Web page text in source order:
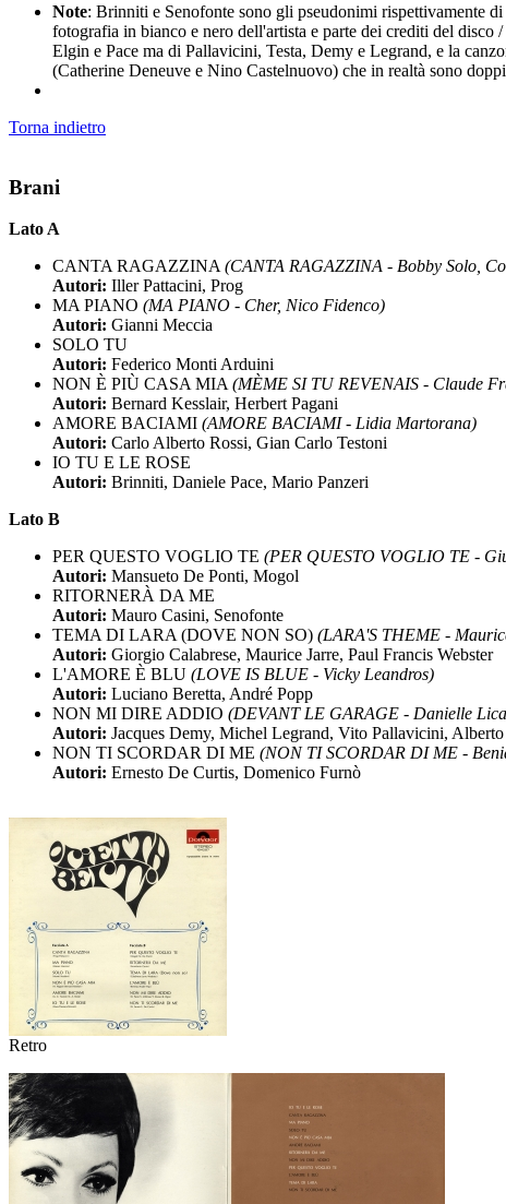
Note: Brinniti e Senofonte sono gli pseudonimi rispettivamente
fotografia in bianco e nero dell'artista e parte dei crediti del
Elgin e Pace ma di Pallavicini, Testa, Demy e Legrand, e la
(Catherine Deneuve e Nino Castelnuovo) che in realtà sono
Torna indietro
Brani
Lato A
CANTA RAGAZZINA (CANTA RAGAZZINA - Bobby Solo,
Autori: Iller Pattacini, Prog
MA PIANO (MA PIANO - Cher, Nico Fidenco)
Autori: Gianni Meccia
SOLO TU
Autori: Federico Monti Arduini
NON È PIÙ CASA MIA (MÈME SI TU REVENAIS - Claude
Autori: Bernard Kesslair, Herbert Pagani
AMORE BACIAMI (AMORE BACIAMI - Lidia Martorana)
Autori: Carlo Alberto Rossi, Gian Carlo Testoni
IO TU E LE ROSE
Autori: Brinniti, Daniele Pace, Mario Panzeri
Lato B
PER QUESTO VOGLIO TE (PER QUESTO VOGLIO TE -
Autori: Mansueto De Ponti, Mogol
RITORNERÀ DA ME
Autori: Mauro Casini, Senofonte
TEMA DI LARA (DOVE NON SO) (LARA'S THEME -
Autori: Giorgio Calabrese, Maurice Jarre, Paul Francis Webster
L'AMORE È BLU (LOVE IS BLUE - Vicky Leandros)
Autori: Luciano Beretta, André Popp
NON MI DIRE ADDIO (DEVANT LE GARAGE - Danielle
Autori: Jacques Demy, Michel Legrand, Vito Pallavicini, Alberto
NON TI SCORDAR DI ME (NON TI SCORDAR DI ME -
Autori: Ernesto De Curtis, Domenico Furnò
Retro